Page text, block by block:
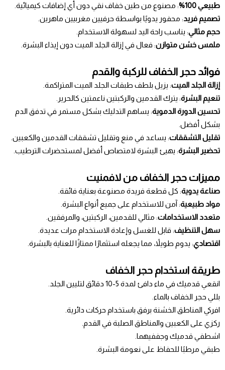
طبيعي 100%
: مصنوع من طين خفاف نقي دون أي إضافات كيميائية.
تصميم فريد: محفور يدويًا بواسطة حرفيين مغربيين ماهرين.
حجم مثالي: يناسب راحة اليد لسهولة الاستخدام.
ملمس خشن متوازن: فعال في إزالة الجلد الميت دون إيذاء البشرة.
فوائد حجر الخفاف للركبة والقدم
إزالة الجلد الميت: يزيل بلطف طبقات الجلد الميت المتراكمة.
تنعيم البشرة: يترك القدمين والركبتين ناعمتين كالحرير.
تحسين الدورة الدموية: يساهم التدليك بشكل مستمر في تدفق الدم
بشكل أفضل.
تقليل التشققات: يساعد في منع وتقليل تشققات القدمين والكعبين.
تحضير البشرة: يهيئ البشرة لامتصاص أفضل لمستحضرات الترطيب.
مميزات حجر الخفاف من لافمنيت
صناعة يدوية: كل قطعة فريدة مصنوعة بعناية فائقة.
مواد طبيعية: آمن للاستخدام على جميع أنواع البشرة.
متعدد الاستخدامات: مثالي للقدمين، الركبتين، والمرفقين.
سهل التنظيف: قابل للغسل وإعادة الاستخدام مرات عديدة.
اقتصادي: يدوم طويلاً، مما يجعله استثمارًا ممتازًا للعناية بالبشرة.
طريقة استخدام حجر الخفاف
انقعي قدميك في ماء دافئ لمدة 5-10 دقائق لتليين الجلد.
بللي حجر الخفاف بالماء.
افركي المناطق الخشنة برفق باستخدام حركات دائرية.
ركزي على الكعبين والمناطق الصلبة في القدم.
اشطفي قدميك وجففيهما.
طبقي مرطبًا للحفاظ على نعومة البشرة.